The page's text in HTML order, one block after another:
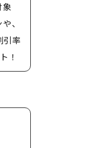
象
、
引率
！